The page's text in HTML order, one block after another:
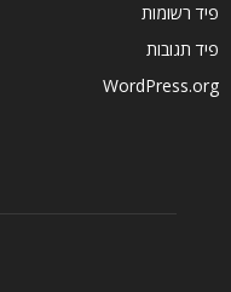
פיד רשומות
פיד תגובות
WordPress.org